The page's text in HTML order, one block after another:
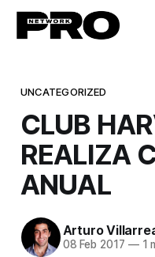
UNCATEGORIZED
CLUB
REALIZA
ANUAL
Arturo
08 Feb 2017 —1